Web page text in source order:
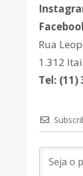
Rua
1.312
Tel: (11)